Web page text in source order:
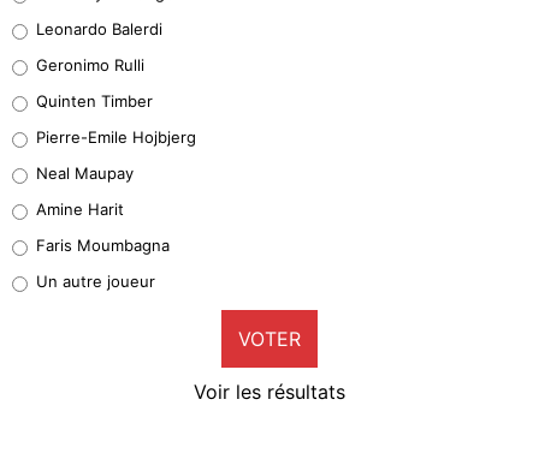
38%
32%
5%
1%
9%
Leonardo Balerdi
Geronimo Rulli
Quinten Timber
Pierre-Emile Hojbjerg
Neal Maupay
Amine Harit
Faris Moumbagna
Un autre joueur
VOTER
Voir les résultats